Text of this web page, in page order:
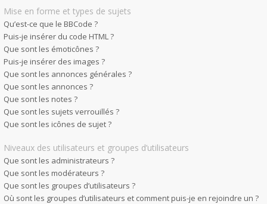
Mise en forme et types de sujets
Qu’est-ce que le BBCode ?
Puis-je insérer du code HTML ?
Que sont les émoticônes ?
Puis-je insérer des images ?
Que sont les annonces générales ?
Que sont les annonces ?
Que sont les notes ?
Que sont les sujets verrouillés ?
Que sont les icônes de sujet ?
Niveaux des utilisateurs et groupes d’utilisateurs
Que sont les administrateurs ?
Que sont les modérateurs ?
Que sont les groupes d’utilisateurs ?
Où sont les groupes d’utilisateurs et comment puis-je en rejoindre un ?